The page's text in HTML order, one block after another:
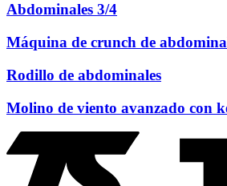
Abdominales 3/4
Máquina de crunch de
Rodillo de abdominales
Molino de viento avanzado con